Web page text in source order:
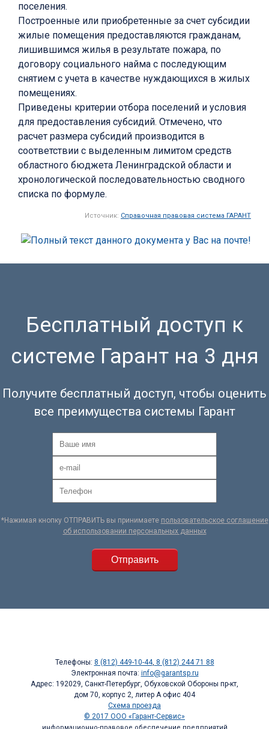
поселения.
Построенные или приобретенные за счет субсидии
жилые помещения предоставляются гражданам,
лишившимся жилья в результате пожара, по
договору социального найма с последующим
снятием с учета в качестве нуждающихся в жилых
помещениях.
Приведены критерии отбора поселений и условия
для предоставления субсидий. Отмечено, что
расчет размера субсидий производится в
соответствии с выделенным лимитом средств
областного бюджета Ленинградской области и
хронологической последовательностью сводного
списка по формуле.
Источник: Справочная правовая система ГАРАНТ
Бесплатный доступ к
системе Гарант на 3 дня
Получите бесплатный доступ, чтобы оценить
все преимущества системы Гарант
*Нажимая кнопку ОТПРАВИТЬ вы принимаете пользовательское соглашение
об использовании персональных данных
Телефоны: 8 (812) 449-10-44, 8 (812) 244 71 88
Электронная почта: info@garantsp.ru
Адрес: 192029, Санкт-Петербург, Обуховской Обороны пр-кт,
дом 70, корпус 2, литер А офис 404
Схема проезда
© 2017 ООО «Гарант-Сервис»